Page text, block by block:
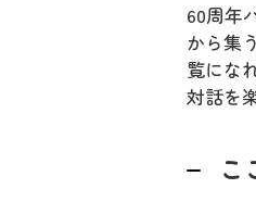
60周年
から集
覧にな
対話を
こ